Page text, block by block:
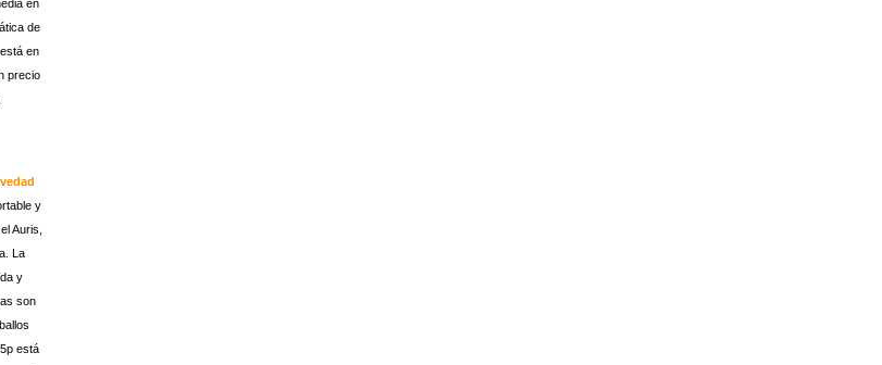
en
de
en
precio
y
Auris,
La
y
son
está